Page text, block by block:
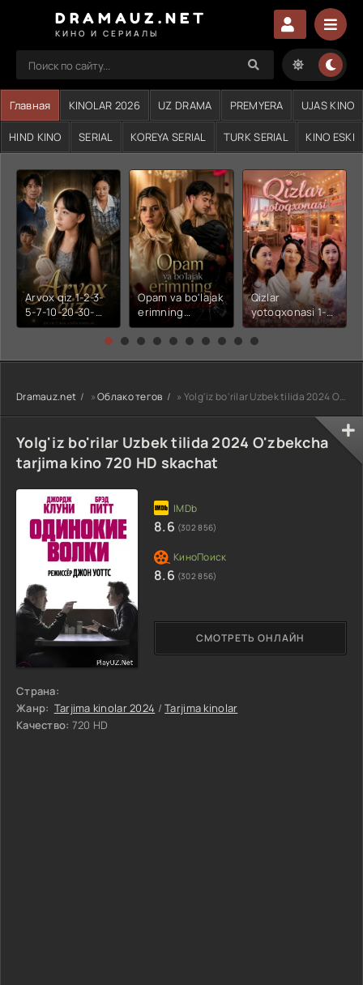
DRAMAUZ.NET
КИНО И СЕРИАЛЫ
Главная KINOLAR 2026 UZ DRAMA PREMYERA UJAS KINO
HIND KINO SERIAL KOREYA SERIAL TURK SERIAL KINO ESKI
Arvox qiz 1-2-3-
5-7-10-20-30-
50-60-70-80-
2026 HD skachat
Opam va bo'lajak
erimning
xiyonati 1-2-3-4-
5-6-7-10-20-30-
seriali uzbek
tilida Barcha
skachat
Qizlar
yotoqxonasi 1-2-
3-4-5-6-7-10-20-
30-50-60-70-80-
tilida Barcha
qismlar 2026 HD
Dramauz.net »Облако тегов » Yolg'iz bo'rilar Uzbek tilida 2024 O'zbekcha tarjima kino 720 HD skachat
Yolg'iz bo'rilar Uzbek tilida 2024 O'zbekcha
tarjima kino 720 HD skachat
Страна:
Жанр: Tarjima kinolar 2024 /Tarjima kinolar
Качество: 720 HD
СМОТРЕТЬ ОНЛАЙН
8.6 (302 856)
8.6 (302 856)